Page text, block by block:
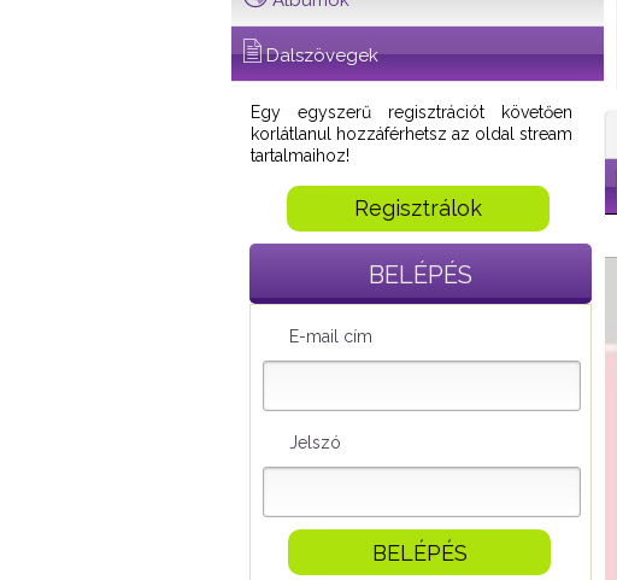
Dalszövegek
Egy egyszerű regisztrációt követően
korlátlanul hozzáférhetsz az oldal stream
tartalmaihoz!
Regisztrálok
BELÉPÉS
E-mail cím
Jelszó